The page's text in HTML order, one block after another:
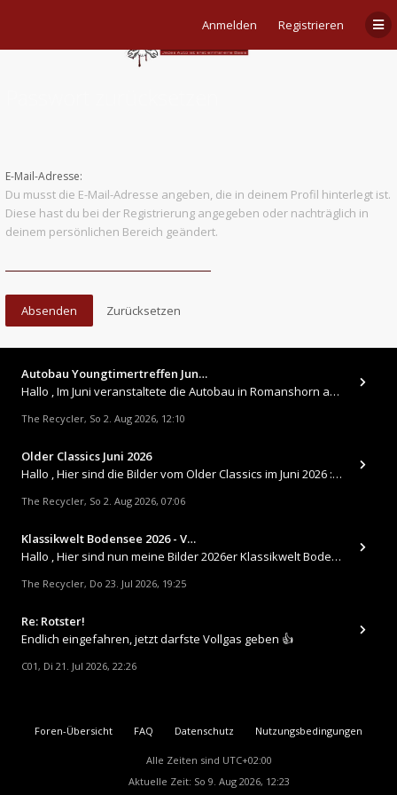
Anmelden Registrieren
E-Mail-Adresse:
Du musst die E-Mail-Adresse angeben, die in deinem Profil hinterlegt ist.
Diese hast du bei der Registrierung angegeben oder nachträglich in
deinem persönlichen Bereich geändert.
Autobau Youngtimertreffen Jun…
Hallo , Im Juni veranstaltete die Autobau in Romanshorn auf ihrem Gelände ein kleines Youngtimertreffen : https://up.
The Recycler, So 2. Aug 2026, 12:10
Older Classics Juni 2026
​Hallo , Hier sind die Bilder vom Older Classics im Juni 2026 : https://up.picr.de/51155940wd.jpg https://up.pic
The Recycler, So 2. Aug 2026, 07:06
Klassikwelt Bodensee 2026 - V…
Hallo , Hier sind nun meine Bilder 2026er Klassikwelt Bodensee 😀 https://up.picr.de/51125547rb.jpg https://up.pi
The Recycler, Do 23. Jul 2026, 19:25
Re: Rotster!
Endlich eingefahren, jetzt darfste Vollgas geben 👍
C01, Di 21. Jul 2026, 22:26
Foren-Übersicht FAQ Datenschutz Nutzungsbedingungen
Alle Zeiten sind UTC+02:00
Aktuelle Zeit: So 9. Aug 2026, 12:23